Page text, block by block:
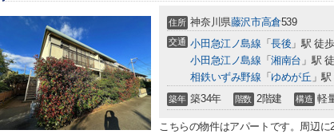
住所 神奈川県藤沢市高倉539
交通 小田急江ノ島線 「長後 」駅 徒
小田急江ノ島線 「湘南台 」駅
相鉄いずみ野線 「ゆめが丘 」
築年 築34年 階数 2階建 構造 軽
こちらの物件はアパートです。周辺